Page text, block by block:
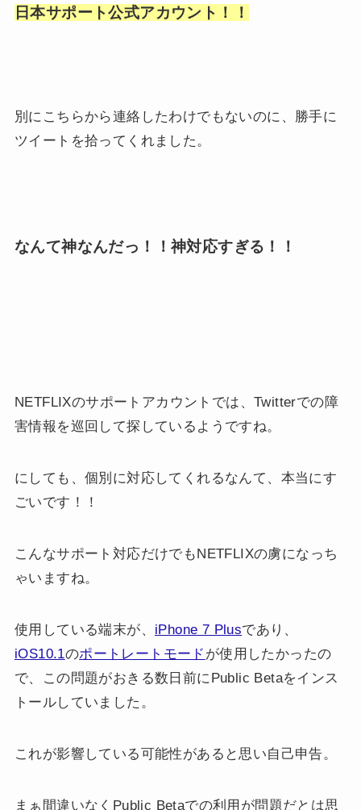
日本サポート公式アカウント！！
別にこちらから連絡したわけでもないのに、勝手に
ツイートを拾ってくれました。
なんて神なんだっ！！神対応すぎる！！
NETFLIXのサポートアカウントでは、Twitterでの障
害情報を巡回して探しているようですね。
にしても、個別に対応してくれるなんて、本当にす
ごいです！！
こんなサポート対応だけでもNETFLIXの虜になっち
ゃいますね。
使用している端末が、 iPhone 7 Plusであり、
iOS10.1のポートレートモード が使用したかったの
で、この問題がおきる数日前にPublic Betaをインス
トールしていました。
これが影響している可能性があると思い自己申告。
まぁ間違いなくPublic Betaでの利用が問題だとは思